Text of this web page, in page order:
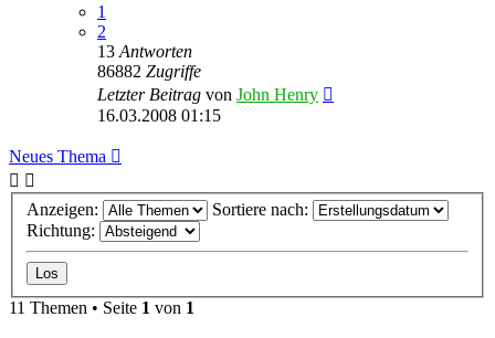
1
2
13 Antworten
86882 Zugriffe
Letzter Beitrag von John Henry
16.03.2008 01:15
Neues Thema
Anzeigen:
Sortiere nach:
Richtung:
11 Themen • Seite 1 von 1